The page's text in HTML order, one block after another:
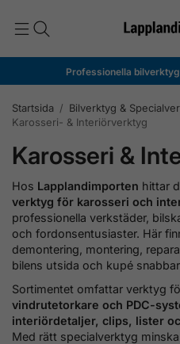
Professionella
Startsida / Bilverktyg &
Karosseri- & Interiörverktyg
Karosseri &
Hos Lapplandimporten hittar
verktyg för karosseri och
professionella verkstäder,
och fordonsentusiaster. Här
demontering, montering,
bilens utsida och kupé
Sortimentet omfattar verktyg
vindrutetorkare och PDC-
interiördetaljer, clips, lister
Med rätt specialverktyg